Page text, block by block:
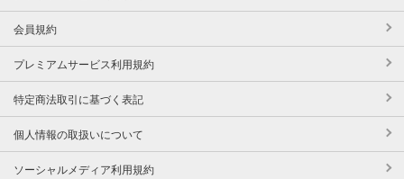
会員規約
プレミアムサービス利用規約
特定商法取引に基づく表記
個人情報の取扱いについて
ソーシャルメディア利用規約